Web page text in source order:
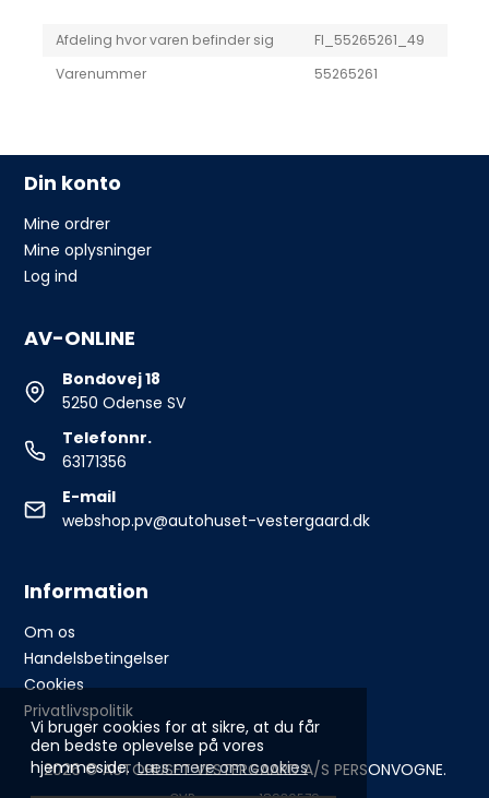
Vi bruger cookies for at sikre, at du får
den bedste oplevelse på vores
hjemmeside.Læs mere om cookies
Afdeling hvor varen befinder sig
FI_55265261_49
Varenummer
55265261
Din konto
Mine ordrer
Mine oplysninger
Log ind
AV-ONLINE
Bondovej 18
5250 Odense SV
Telefonnr.
63171356
E-mail
webshop.pv@autohuset-vestergaard.dk
Information
Om os
Handelsbetingelser
Cookies
Privatlivspolitik
2026 © AUTOHUSET VESTERGAARD A/S PERSONVOGNE.